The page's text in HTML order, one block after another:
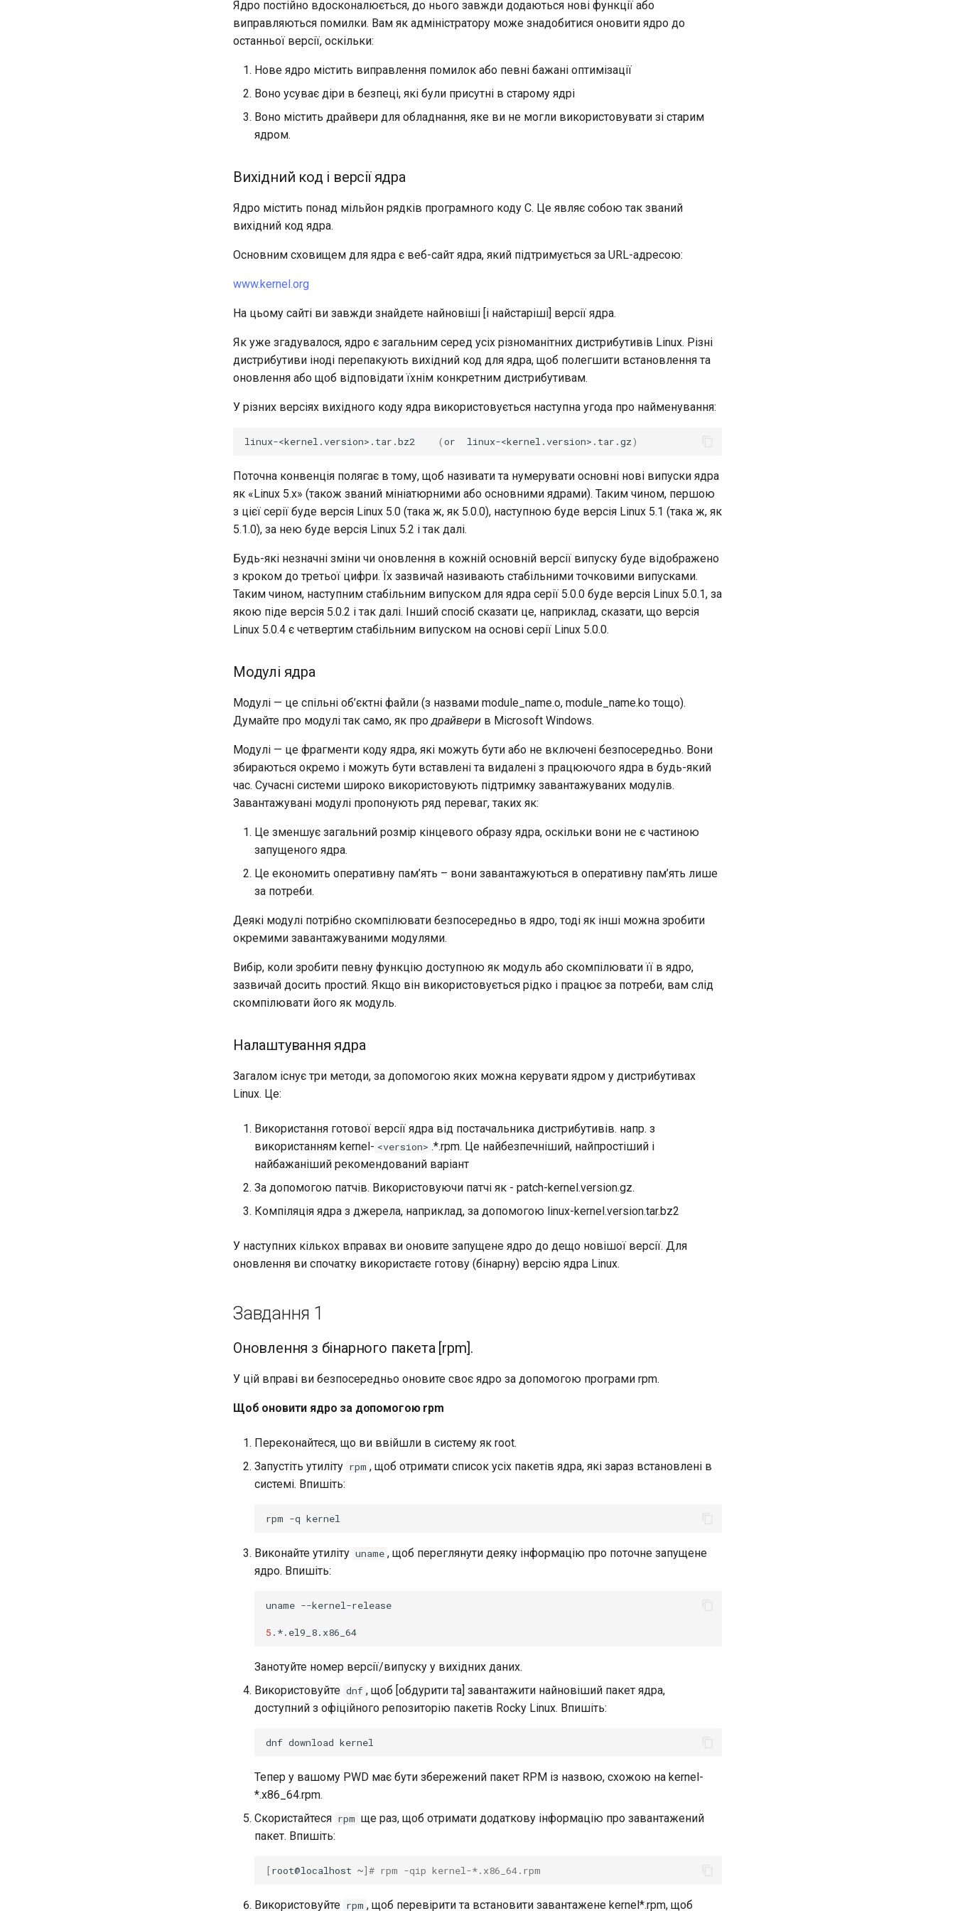
Ядро постійно вдосконалюється, до нього завжди додаються нові функції або
виправляються помилки. Вам як адміністратору може знадобитися оновити ядро до
останньої версії, оскільки:
Нове ядро містить виправлення помилок або певні бажані оптимізації
Воно усуває діри в безпеці, які були присутні в старому ядрі
Воно містить драйвери для обладнання, яке ви не могли використовувати зі старим
ядром.
Вихідний код і версії ядра
Ядро містить понад мільйон рядків програмного коду C. Це являє собою так званий
вихідний код ядра.
Основним сховищем для ядра є веб-сайт ядра, який підтримується за URL-адресою:
www.kernel.org
На цьому сайті ви завжди знайдете найновіші [і найстаріші] версії ядра.
Як уже згадувалося, ядро є загальним серед усіх різноманітних дистрибутивів Linux. Різні
дистрибутиви іноді перепакують вихідний код для ядра, щоб полегшити встановлення та
оновлення або щоб відповідати їхнім конкретним дистрибутивам.
У різних версіях вихідного коду ядра використовується наступна угода про найменування:
linux-<kernel.version>.tar.bz2 (or linux-<kernel.version>.tar.gz)
Поточна конвенція полягає в тому, щоб називати та нумерувати основні нові випуски ядра
як «Linux 5.x» (також званий мініатюрними або основними ядрами). Таким чином, першою
з цієї серії буде версія Linux 5.0 (така ж, як 5.0.0), наступною буде версія Linux 5.1 (така ж, як
5.1.0), за нею буде версія Linux 5.2 і так далі.
Будь-які незначні зміни чи оновлення в кожній основній версії випуску буде відображено
з кроком до третьої цифри. Їх зазвичай називають стабільними точковими випусками.
Таким чином, наступним стабільним випуском для ядра серії 5.0.0 буде версія Linux 5.0.1, за
якою піде версія 5.0.2 і так далі. Інший спосіб сказати це, наприклад, сказати, що версія
Linux 5.0.4 є четвертим стабільним випуском на основі серії Linux 5.0.0.
Модулі ядра
Модулі — це спільні об’єктні файли (з назвами module_name.o, module_name.ko тощо).
Думайте про модулі так само, як продрайвери в Microsoft Windows.
Модулі — це фрагменти коду ядра, які можуть бути або не включені безпосередньо. Вони
збираються окремо і можуть бути вставлені та видалені з працюючого ядра в будь-який
час. Сучасні системи широко використовують підтримку завантажуваних модулів.
Завантажувані модулі пропонують ряд переваг, таких як:
Це зменшує загальний розмір кінцевого образу ядра, оскільки вони не є частиною
запущеного ядра.
Це економить оперативну пам’ять – вони завантажуються в оперативну пам’ять лише
за потреби.
Деякі модулі потрібно скомпілювати безпосередньо в ядро, тоді як інші можна зробити
окремими завантажуваними модулями.
Вибір, коли зробити певну функцію доступною як модуль або скомпілювати її в ядро,
зазвичай досить простий. Якщо він використовується рідко і працює за потреби, вам слід
скомпілювати його як модуль.
Налаштування ядра
Загалом існує три методи, за допомогою яких можна керувати ядром у дистрибутивах
Linux. Це:
Використання готової версії ядра від постачальника дистрибутивів. напр. з
використанням kernel- <version> .*.rpm. Це найбезпечніший, найпростіший і
найбажаніший рекомендований варіант
За допомогою патчів. Використовуючи патчі як - patch-kernel.version.gz.
Компіляція ядра з джерела, наприклад, за допомогою linux-kernel.version.tar.bz2
У наступних кількох вправах ви оновите запущене ядро до дещо новішої версії. Для
оновлення ви спочатку використаєте готову (бінарну) версію ядра Linux.
Завдання 1
Оновлення з бінарного пакета [rpm].
У цій вправі ви безпосередньо оновите своє ядро за допомогою програми rpm.
Щоб оновити ядро за допомогою rpm
Переконайтеся, що ви ввійшли в систему як root.
Запустіть утиліту rpm , щоб отримати список усіх пакетів ядра, які зараз встановлені в
системі. Впишіть:
rpm -q
Виконайте утиліту uname , щоб переглянути деяку інформацію про поточне запущене
ядро. Впишіть:
uname --kernel-release
5 .*.el9_8.x86_64
Занотуйте номер версії/випуску у вихідних даних.
Використовуйте dnf , щоб [обдурити та] завантажити найновіший пакет ядра,
доступний з офіційного репозиторію пакетів Rocky Linux. Впишіть:
dnf download
Тепер у вашому PWD має бути збережений пакет RPM із назвою, схожою на kernel-
*.x86_64.rpm.
Скористайтеся rpm ще раз, щоб отримати додаткову інформацію про завантажений
пакет. Впишіть:
[root@localhost ~]# rpm -qip kernel-*.x86_64.rpm
Використовуйте rpm , щоб перевірити та встановити завантажене kernel*.rpm, щоб